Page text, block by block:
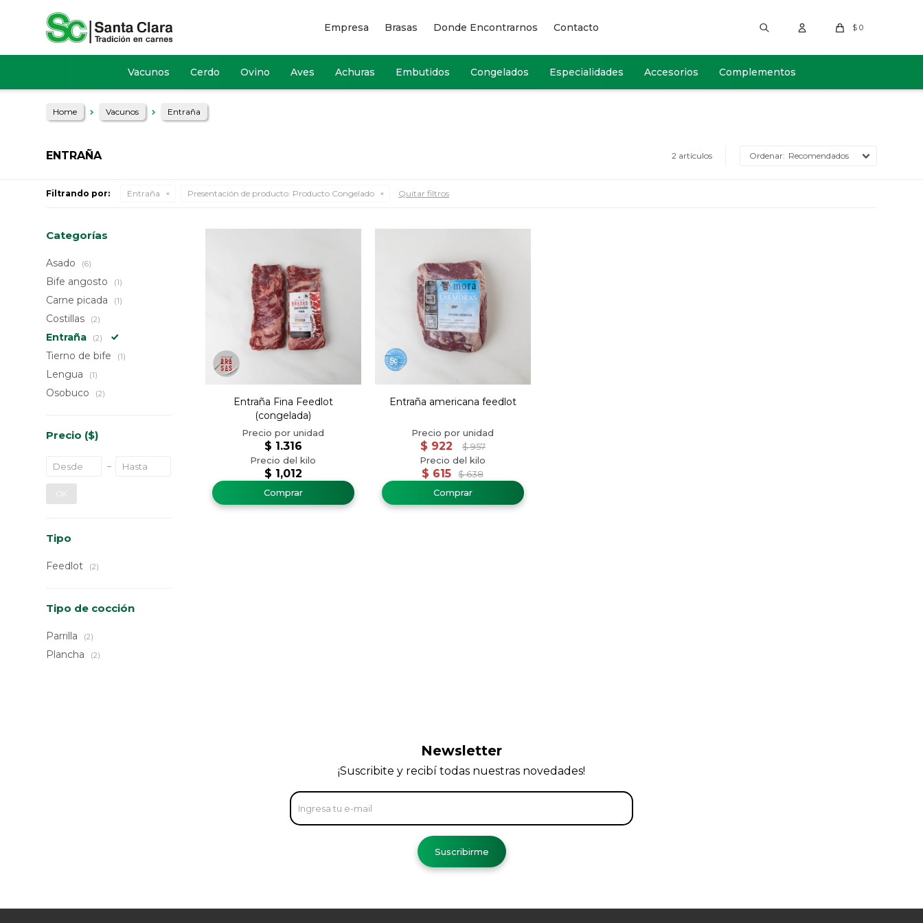
Vacunos Cerdo Ovino Aves Achuras Embutidos Congelados Especialidades Accesorios Complementos
$ 0
Empresa Brasas Donde Encontrarnos Contacto
Home Vacunos Entraña
ENTRAÑA 2 artículos Recomendados
Filtrando por: Entraña Presentación de producto: Producto Congelado Quitar filtros
Entraña Fina Feedlot
(congelada)
$ 1,012
$ 1.316
Entraña americana feedlot
$ 615 $ 638
$ 922 $ 957
Categorías
Asado (6)
Bife angosto (1)
Carne picada (1)
Costillas (2)
Entraña (2)
Tierno de bife (1)
Lengua (1)
Osobuco (2)
Precio ($)
OK
Tipo
Feedlot (2)
Tipo de cocción
Parrilla (2)
Plancha (2)
Newsletter
¡Suscribite y recibí todas nuestras novedades!
Suscribirme